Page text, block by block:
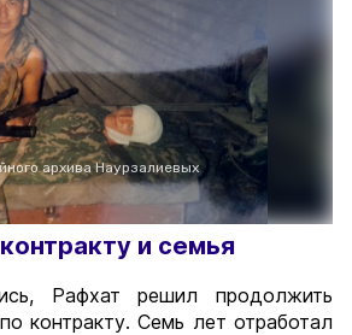
архива Наурзалиевых
и семья
Рафхат решил продолжить
контракту. Семь лет отработал